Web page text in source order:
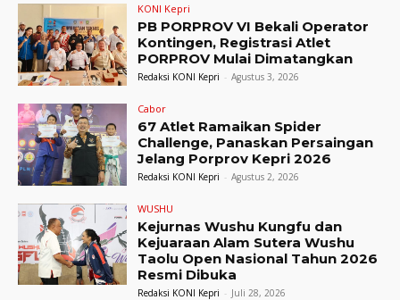
KONI Kepri
PB PORPROV VI Bekali Operator
Kontingen, Registrasi Atlet
PORPROV Mulai Dimatangkan
Redaksi KONI Kepri - Agustus 3, 2026
Cabor
67 Atlet Ramaikan Spider
Challenge, Panaskan Persaingan
Jelang Porprov Kepri 2026
Redaksi KONI Kepri - Agustus 2, 2026
WUSHU
Kejurnas Wushu Kungfu dan
Kejuaraan Alam Sutera Wushu
Taolu Open Nasional Tahun 2026
Resmi Dibuka
Redaksi KONI Kepri - Juli 28, 2026